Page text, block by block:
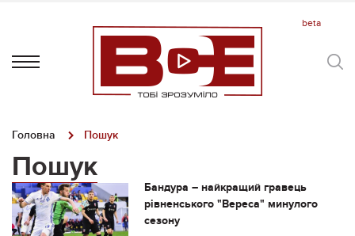
Головна Пошук
Пошук
Бандура – найкращий гравець
рівненського "Вереса" минулого
сезону